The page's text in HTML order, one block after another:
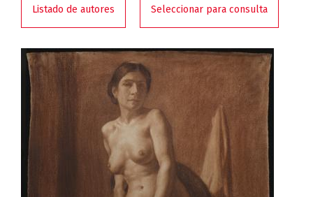
Listado de autores Seleccionar para consulta